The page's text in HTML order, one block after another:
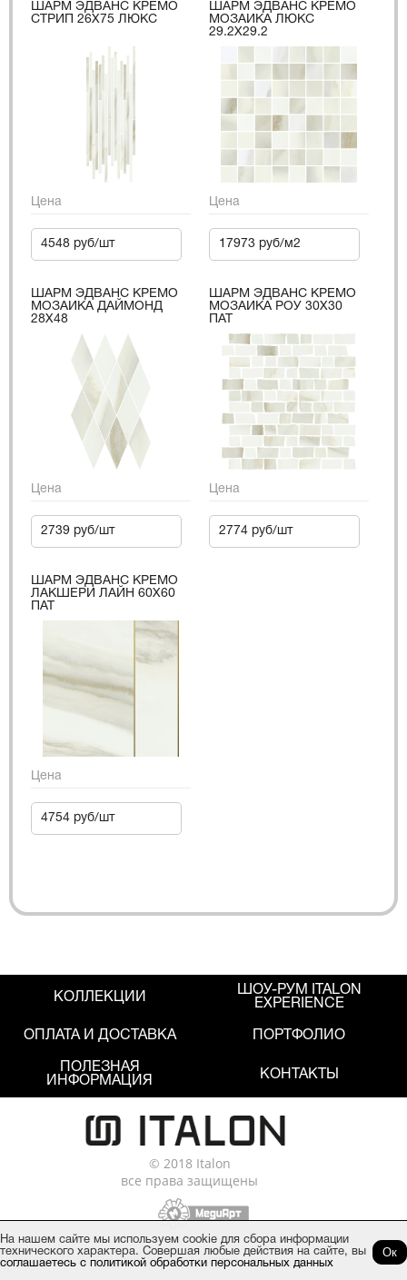
ШАРМ ЭДВАНС КРЕМО
СТРИП 26X75 ЛЮКС
Цена
4548 руб/шт
ШАРМ ЭДВАНС КРЕМО
МОЗАИКА ЛЮКС
29.2X29.2
Цена
17973 руб/м2
ШАРМ ЭДВАНС КРЕМО
МОЗАИКА ДАЙМОНД
28X48
Цена
2739 руб/шт
ШАРМ ЭДВАНС КРЕМО
МОЗАИКА РОУ 30X30
ПАТ
Цена
2774 руб/шт
ШАРМ ЭДВАНС КРЕМО
ЛАКШЕРИ ЛАЙН 60Х60
ПАТ
Цена
4754 руб/шт
КОЛЛЕКЦИИ
ШОУ-РУМ ITALON
EXPERIENCE
ОПЛАТА И ДОСТАВКА ПОРТФОЛИО
ПОЛЕЗНАЯ
ИНФОРМАЦИЯ
КОНТАКТЫ
© 2018 Italon
все права защищены
Политика обработки персональных данных
На нашем сайте мы используем cookie для сбора информации
технического характера. Совершая любые действия на сайте, вы
соглашаетесь с политикой обработки персональных данных
Ок